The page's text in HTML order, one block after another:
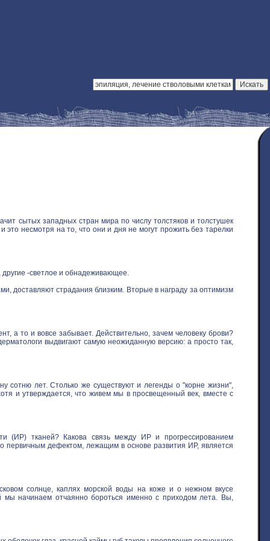
сытых западных стран мира по числу толстяков и толстушек
это несмотря на то, что они и дня не могут прожить без тарелки
другие -светлое и обнадеживающее.
доставляют страдания близким. Вторые в награду за оптимизм
а то и вовсе забывает. Действительно, зачем человеку брови?
выдвигают самую неожиданную версию: а просто так,
сотню лет. Столько же существуют и легенды о "корне жизни",
и утверждается, что живем мы в просвещенный век, вместе с
(ИР) тканей? Какова связь между ИР и прогрессированием
первичным дефектом, лежащим в основе развития ИР, является
солнце, каплях морской воды на коже и о нежном вкусе
мы начинаем отчаянно бороться именно с приходом лета. Вы,